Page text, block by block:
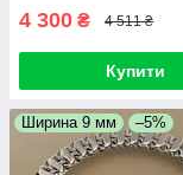
4 300 ₴ 4 511 ₴
Купити
Ширина 9 мм –5%